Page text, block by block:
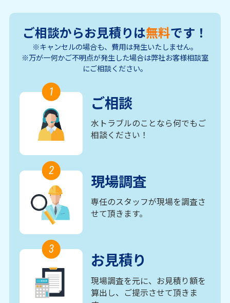
ご相談からお見積りは無料です！
※キャンセルの場合も、費用は発生いたしません。
※万が一何かご不明点が発生した場合は弊社お客様相談室
にご相談ください。
1
ご相談
水トラブルのことなら何でもご
相談ください！
2
現場調査
専任のスタッフが現場を調査さ
せて頂きます。
3
お見積り
現場調査を元に、お見積り額を
算出し、ご提示させて頂きま